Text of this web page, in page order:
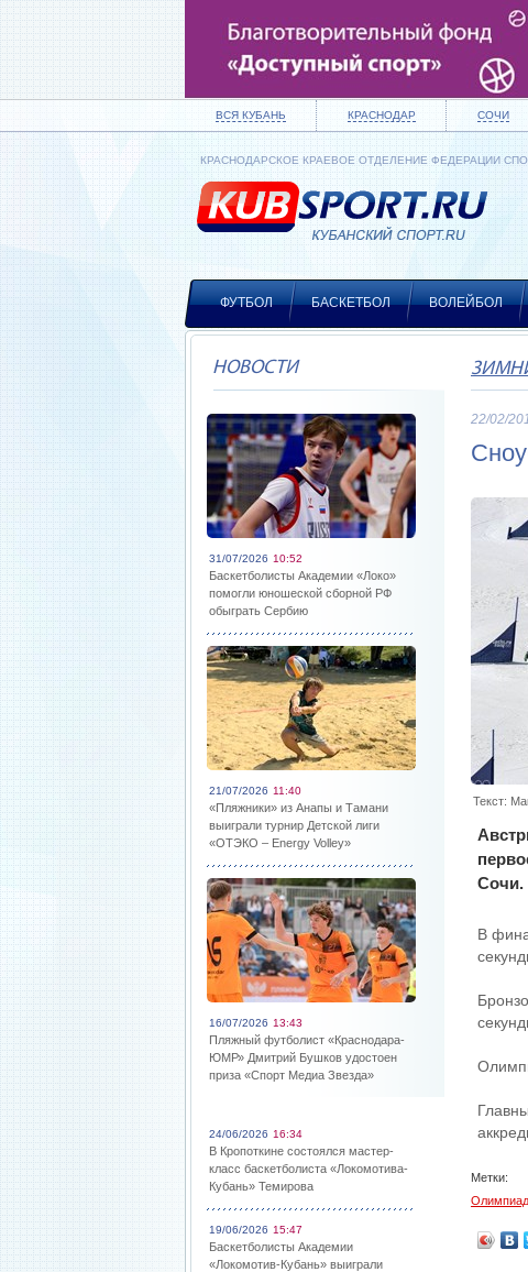
ВСЯ КУБАНЬ КРАСНОДАР СОЧИ
КРАСНОДАРСКОЕ КРАЕВОЕ ОТДЕЛЕНИЕ ФЕДЕРАЦИИ
ФУТБОЛ БАСКЕТБОЛ ВОЛЕЙБОЛ
НОВОСТИ
31/07/2026 10:52
Баскетболисты Академии «Локо»
помогли юношеской сборной РФ
обыграть Сербию
21/07/2026 11:40
«Пляжники» из Анапы и Тамани
выиграли турнир Детской лиги
«ОТЭКО – Energy Volley»
16/07/2026 13:43
Пляжный футболист «Краснодара-
ЮМР» Дмитрий Бушков удостоен
приза «Спорт Медиа Звезда»
24/06/2026 16:34
В Кропоткине состоялся мастер-
класс баскетболиста «Локомотива-
Кубань» Темирова
19/06/2026 15:47
Баскетболисты Академии
«Локомотив-Кубань» выиграли
22/02/
Текст:
Сочи.
В
Метки: